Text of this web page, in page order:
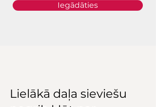
Iegādāties
Lielākā daļa sieviešu